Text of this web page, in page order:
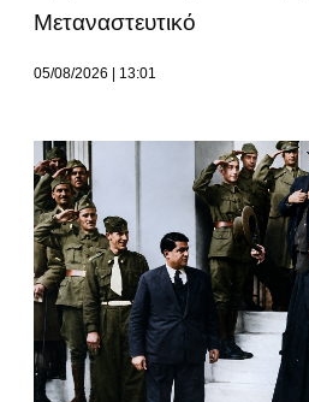
Μεταναστευτικό
05/08/2026 13:01